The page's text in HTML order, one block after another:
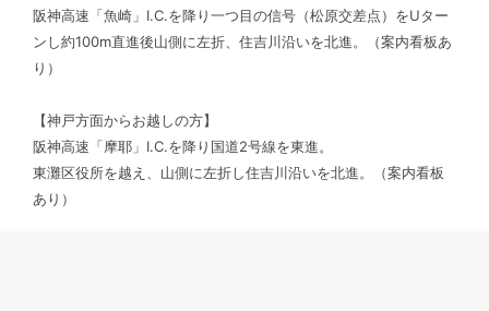
阪神高速「魚崎」I.C.を降り一つ目の信号（松原交差点）をUター
ンし約100m直進後山側に左折、住吉川沿いを北進。（案内看板あ
り）
【神戸方面からお越しの方】
阪神高速「摩耶」I.C.を降り国道2号線を東進。
東灘区役所を越え、山側に左折し住吉川沿いを北進。（案内看板
あり）